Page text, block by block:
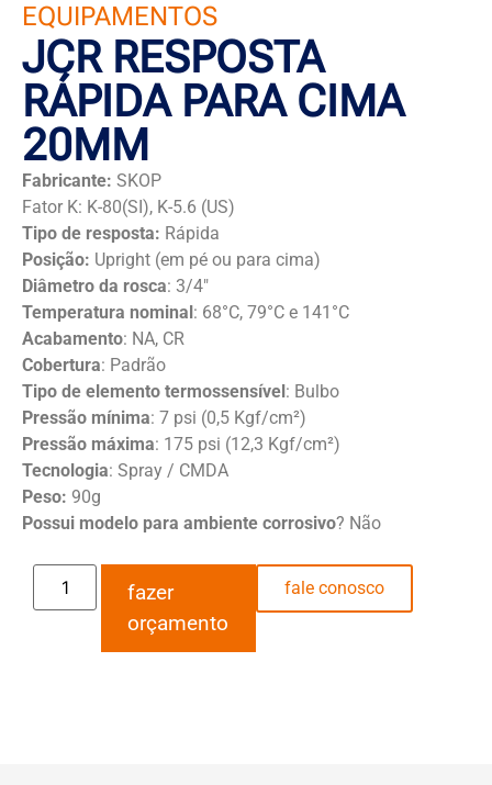
EQUIPAMENTOS
JCR RESPOSTA
RÁPIDA PARA CIMA
20MM
Fabricante: SKOP
Fator K: K-80(SI), K-5.6 (US)
Tipo de resposta: Rápida
Posição: Upright (em pé ou para cima)
Diâmetro da rosca: 3/4″
Temperatura nominal : 68°C, 79°C e 141°C
Acabamento: NA, CR
Cobertura: Padrão
Tipo de elemento termossensível : Bulbo
Pressão mínima: 7 psi (0,5 Kgf/cm²)
Pressão máxima: 175 psi (12,3 Kgf/cm²)
Tecnologia: Spray / CMDA
Peso: 90g
Possui modelo para ambiente corrosivo? Não
fazer
orçamento
fale conosco